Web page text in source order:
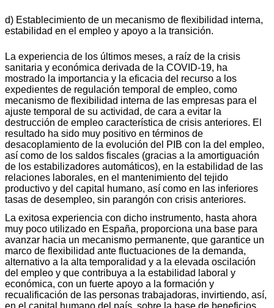
d) Establecimiento de un mecanismo de flexibilidad interna,
estabilidad en el empleo y apoyo a la transición.
La experiencia de los últimos meses, a raíz de la crisis
sanitaria y económica derivada de la COVID-19, ha
mostrado la importancia y la eficacia del recurso a los
expedientes de regulación temporal de empleo, como
mecanismo de flexibilidad interna de las empresas para el
ajuste temporal de su actividad, de cara a evitar la
destrucción de empleo característica de crisis anteriores. El
resultado ha sido muy positivo en términos de
desacoplamiento de la evolución del PIB con la del empleo,
así como de los saldos fiscales (gracias a la amortiguación
de los estabilizadores automáticos), en la estabilidad de las
relaciones laborales, en el mantenimiento del tejido
productivo y del capital humano, así como en las inferiores
tasas de desempleo, sin parangón con crisis anteriores.
La exitosa experiencia con dicho instrumento, hasta ahora
muy poco utilizado en España, proporciona una base para
avanzar hacia un mecanismo permanente, que garantice un
marco de flexibilidad ante fluctuaciones de la demanda,
alternativo a la alta temporalidad y a la elevada oscilación
del empleo y que contribuya a la estabilidad laboral y
económica, con un fuerte apoyo a la formación y
recualificación de las personas trabajadoras, invirtiendo, así,
en el capital humano del país, sobre la base de beneficios